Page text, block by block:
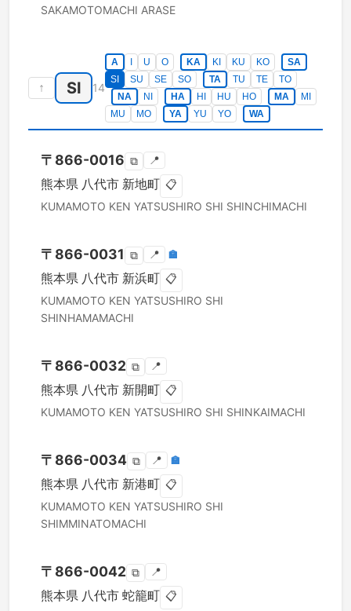
SAKAMOTOMACHI ARASE
↑ SI 14
A U O KA KI KU KO
SA
SI
SU SE SO TA TU TE
TO
NA
NI HA HI HU HO MA
MI
MU
MO YA YU YO WA
〒 866-0016 ⧉ 📍
熊本県 八代市 新地町 📋
KUMAMOTO KEN YATSUSHIRO SHI SHINCHIMACHI
〒 866-0031 ⧉ 📍 🏣
熊本県 八代市 新浜町 📋
KUMAMOTO KEN YATSUSHIRO SHI
SHINHAMAMACHI
〒 866-0032 ⧉ 📍
熊本県 八代市 新開町 📋
KUMAMOTO KEN YATSUSHIRO SHI SHINKAIMACHI
〒 866-0034 ⧉ 📍 🏣
熊本県 八代市 新港町 📋
KUMAMOTO KEN YATSUSHIRO SHI
SHIMMINATOMACHI
〒 866-0042 ⧉ 📍
熊本県 八代市 蛇籠町 📋